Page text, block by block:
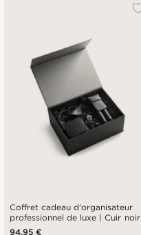
Coffret cadeau d'organisateur
professionnel de luxe | Cuir noir
94,95 €